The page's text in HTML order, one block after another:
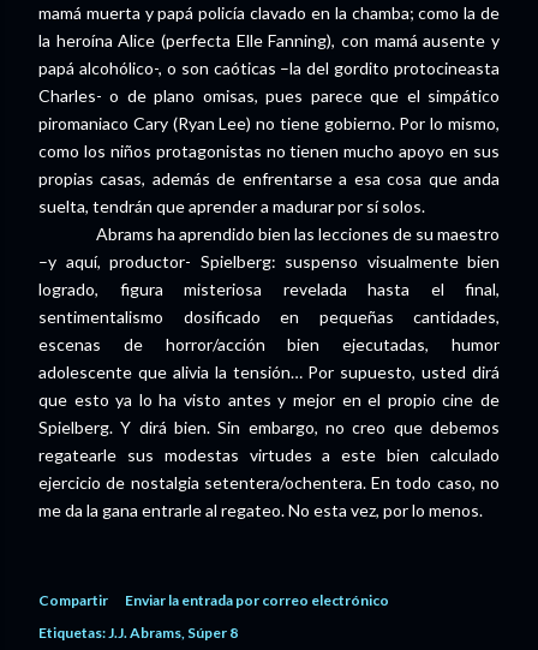
mamá muerta y papá policía clavado en la chamba; como la de
la heroína Alice (perfecta Elle Fanning), con mamá ausente y
papá alcohólico-, o son caóticas –la del gordito protocineasta
Charles- o de plano omisas, pues parece que el simpático
piromaniaco Cary (Ryan Lee) no tiene gobierno. Por lo mismo,
como los niños protagonistas no tienen mucho apoyo en sus
propias casas, además de enfrentarse a esa cosa que anda
suelta, tendrán que aprender a madurar por sí solos.
Abrams ha aprendido bien las lecciones de su maestro
–y aquí, productor- Spielberg: suspenso visualmente bien
logrado, figura misteriosa revelada hasta el final,
sentimentalismo dosificado en pequeñas cantidades,
escenas de horror/acción bien ejecutadas, humor
adolescente que alivia la tensión… Por supuesto, usted dirá
que esto ya lo ha visto antes y mejor en el propio cine de
Spielberg. Y dirá bien. Sin embargo, no creo que debemos
regatearle sus modestas virtudes a este bien calculado
ejercicio de nostalgia setentera/ochentera. En todo caso, no
me da la gana entrarle al regateo. No esta vez, por lo menos.
Compartir
Enviar la entrada por correo electrónico
Etiquetas: J.J. Abrams Súper 8